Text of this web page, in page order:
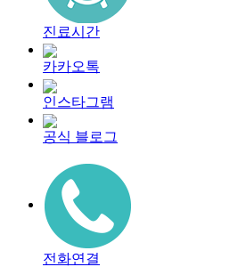
진료시간
카카오톡
인스타그램
공식 블로그
전화연결